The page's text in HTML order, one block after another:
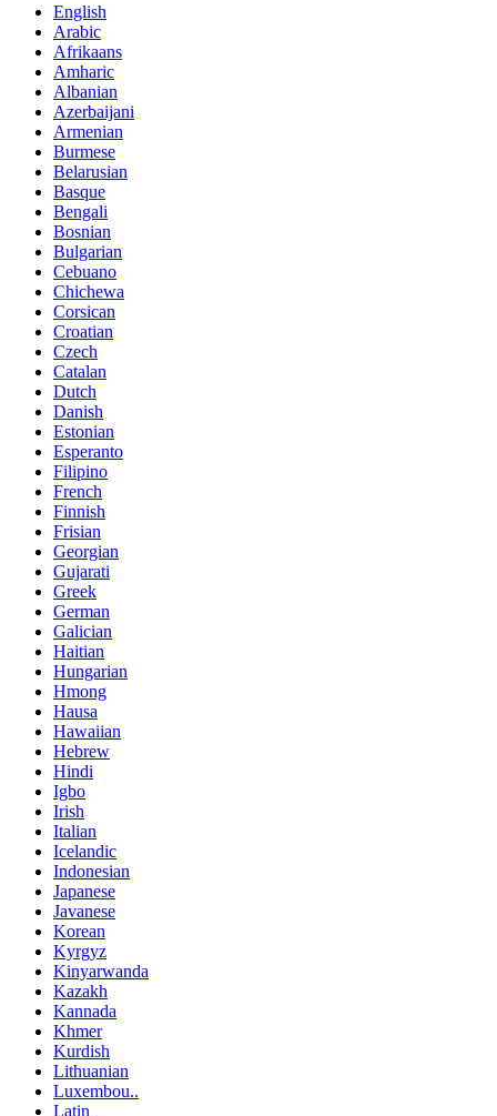
English
Arabic
Afrikaans
Amharic
Albanian
Azerbaijani
Armenian
Burmese
Belarusian
Basque
Bengali
Bosnian
Bulgarian
Cebuano
Chichewa
Corsican
Croatian
Czech
Catalan
Dutch
Danish
Estonian
Esperanto
Filipino
French
Finnish
Frisian
Georgian
Gujarati
Greek
German
Galician
Haitian
Hungarian
Hmong
Hausa
Hawaiian
Hebrew
Hindi
Igbo
Irish
Italian
Icelandic
Indonesian
Japanese
Javanese
Korean
Kyrgyz
Kinyarwanda
Kazakh
Kannada
Khmer
Kurdish
Lithuanian
Luxembou..
Latin